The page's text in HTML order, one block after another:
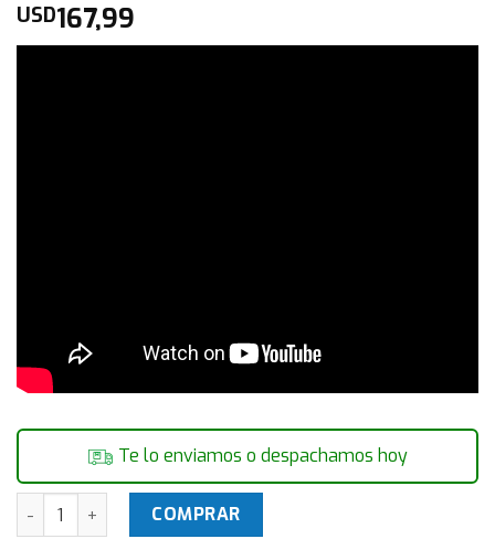
USD167,99
Te lo enviamos o despachamos hoy
Monitor 19.5" LED LG HD 20MK400H-B cantidad
COMPRAR